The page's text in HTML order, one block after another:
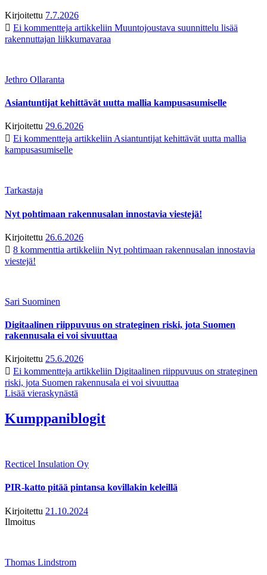
Kirjoitettu 7.7.2026
Ei kommentteja artikkeliin Muuntojoustava suunnittelu lisää
rakennuttajan liikkumavaraa
Jethro Ollaranta
Asiantuntijat kehittävät uutta mallia kampusasumiselle
Kirjoitettu 29.6.2026
Ei kommentteja artikkeliin Asiantuntijat kehittävät uutta mallia
kampusasumiselle
Tarkastaja
Nyt pohtimaan rakennusalan innostavia viestejä!
Kirjoitettu 26.6.2026
8 kommenttia artikkeliin Nyt pohtimaan rakennusalan innostavia
viestejä!
Sari Suominen
Digitaalinen riippuvuus on strateginen riski, jota Suomen
rakennusala ei voi sivuuttaa
Kirjoitettu 25.6.2026
Ei kommentteja artikkeliin Digitaalinen riippuvuus on strateginen
riski, jota Suomen rakennusala ei voi sivuuttaa
Lisää vieraskynästä
Kumppaniblogit
Recticel Insulation Oy
PIR-katto pitää pintansa kovillakin keleillä
Kirjoitettu 21.10.2024
Ilmoitus
Thomas Lindstrom